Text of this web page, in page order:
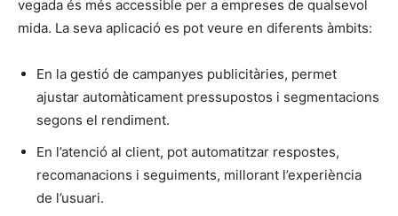
vegada és més accessible per a empreses de qualsevol
mida. La seva aplicació es pot veure en diferents àmbits:
En la gestió de campanyes publicitàries, permet
ajustar automàticament pressupostos i segmentacions
segons el rendiment.
En l’atenció al client, pot automatitzar respostes,
recomanacions i seguiments, millorant l’experiència
de l’usuari.